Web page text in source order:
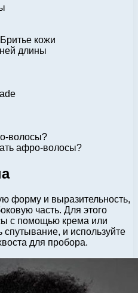
кожи
длины
волосы?
афро-волосы?
форму и выразительность,
часть. Для этого
с помощью крема или
спутывание, и используйте
для пробора.